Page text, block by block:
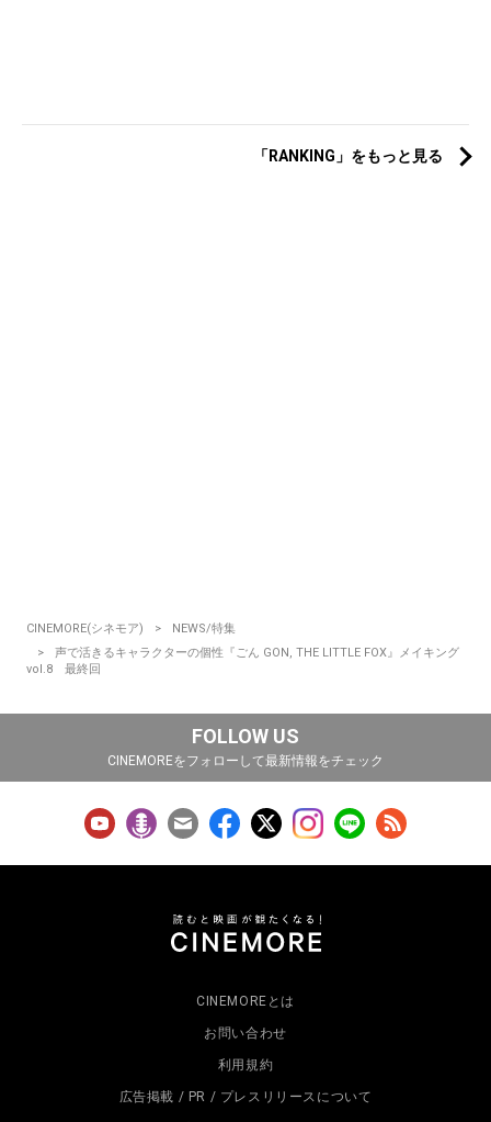
「RANKING」をもっと見る
CINEMORE(シネモア)
NEWS/特集
声で活きるキャラクターの個性『ごん GON, THE LITTLE FOX』メイキング
vol.8 最終回
FOLLOW US
CINEMOREをフォローして最新情報をチェック
CINEMOREとは
お問い合わせ
利用規約
広告掲載 / PR / プレスリリースについて